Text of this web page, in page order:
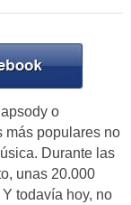
o
más populares no
Durante las
unas 20.000
todavía hoy, no